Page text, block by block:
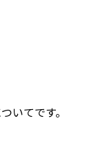
いてです。